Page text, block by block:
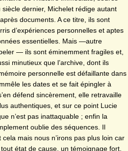
siècle dernier, Michelet rédige autant
documents. A ce titre, ils sont
d’expériences personnelles et aptes
essentielles. Mais —autre
— ils sont éminemment fragiles et,
minutieux que l’archive, dont ils
personnelle est défaillante dans
les dates et se fait épingler à
défend sincèrement, elle retravaille
authentiques, et sur ce point Lucie
n’est pas inattaquable ; enfin la
oublie des séquences. Il
mais nous n’irons pas plus loin car
état de cause, un témoignage fort,